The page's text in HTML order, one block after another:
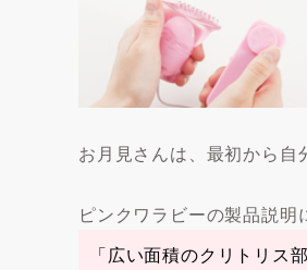
お月見さんは、最初から自
ピンクワラビーの製品説明
「広い面積のクリトリス部